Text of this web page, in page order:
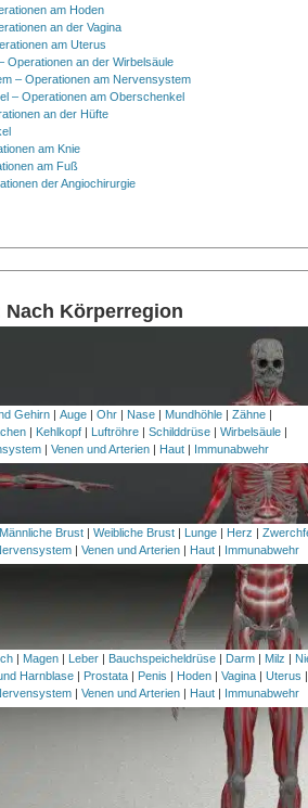
am Hoden
an der Vagina
am Uterus
Operationen an der Wirbelsäule
– Operationen am Nervensystem
– Operationen am Oberschenkel
an der Hüfte
am Knie
am Fuß
der Angiochirurgie
Körperregion
Gehirn |Auge |Ohr Nase Mundhöhle |Zähne
Kehlkopf Luftröhre |Schilddrüse |Wirbelsäule
| Venen und Arterien| Haut| Immunabwehr
Männliche Brust |Weibliche Brust | Lunge | Herz |
| Venen und Arterien| Haut| Immunabwehr
| Magen | Leber | Bauchspeicheldrüse | Darm | Milz |
Harnblase | Prostata | Penis | Hoden |Vagina |Uterus |
| Venen und Arterien| Haut| Immunabwehr